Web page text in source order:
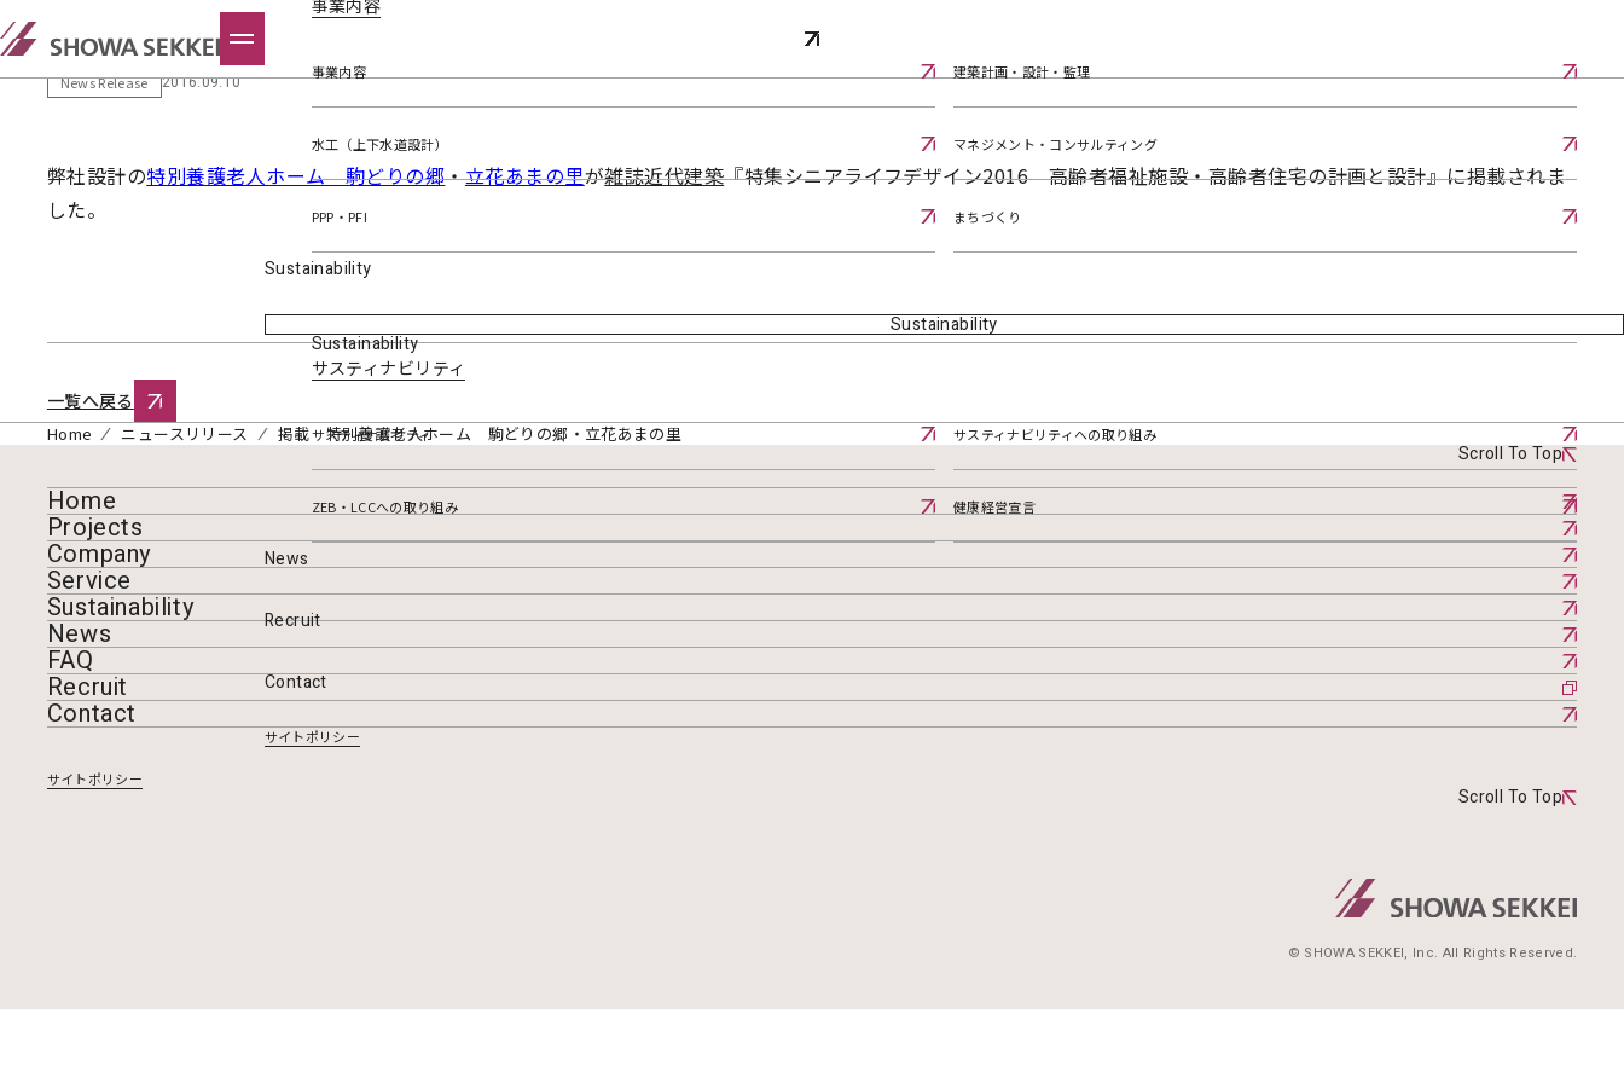
事業内容
事業内容 建築計画・設計・監理
水工（上下水道設計） マネジメント・コンサルティング
PPP・PFI まちづくり
Sustainability
Sustainability
Sustainability
サスティナビリティ
サスティナビリティ サスティナビリティへの取り組み
ZEB・LCCへの取り組み 健康経営宣言
News
Recruit
Contact
サイトポリシー
掲載 特別養護老人ホーム 駒どりの郷・立花あまの里
News Release 2016.09.10
弊社設計の特別養護老人ホーム 駒どりの郷・立花あまの里が雑誌近代建築『特集シニアライフデザイン2016 高齢者福祉施設・高齢者住宅の計画と設計』に掲載されま
した。
一覧へ戻る
Home ニュースリリース 掲載 特別養護老人ホーム 駒どりの郷・立花あまの里
Scroll To Top
Home
Projects
Company
Service
Sustainability
News
FAQ
Recruit
Contact
サイトポリシー
Scroll To Top
© SHOWA SEKKEI, Inc. All Rights Reserved.